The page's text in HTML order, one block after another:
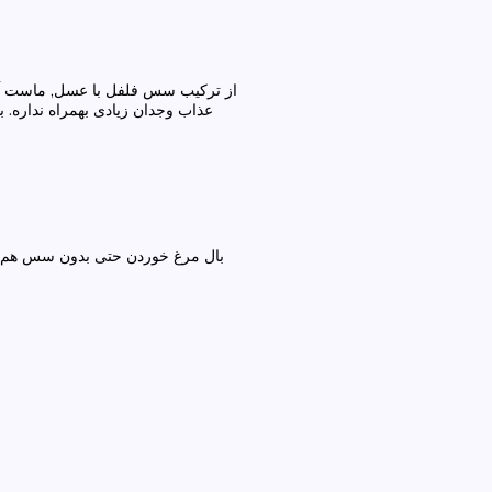
از ترکیب سس فلفل با عسل, ماست
عذاب وجدان زیادی بهمراه
بال مرغ خوردن حتى بدون سس هم